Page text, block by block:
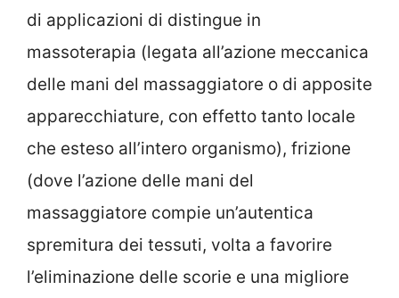
di applicazioni di distingue in
massoterapia (legata all’azione meccanica
delle mani del massaggiatore o di apposite
apparecchiature, con effetto tanto locale
che esteso all’intero organismo), frizione
(dove l’azione delle mani del
massaggiatore compie un’autentica
spremitura dei tessuti, volta a favorire
l’eliminazione delle scorie e una migliore